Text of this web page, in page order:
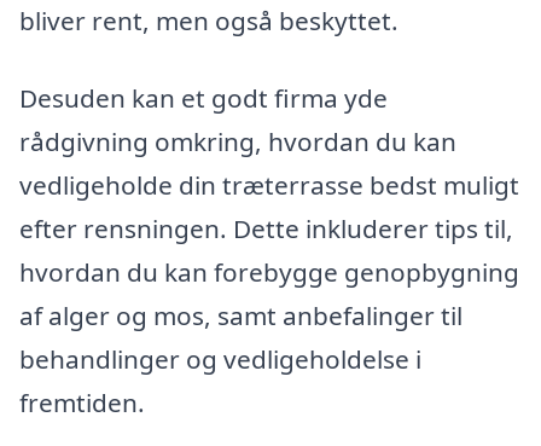
bliver rent, men også beskyttet.
Desuden kan et godt firma yde
rådgivning omkring, hvordan du kan
vedligeholde din træterrasse bedst muligt
efter rensningen. Dette inkluderer tips til,
hvordan du kan forebygge genopbygning
af alger og mos, samt anbefalinger til
behandlinger og vedligeholdelse i
fremtiden.